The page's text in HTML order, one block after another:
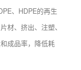
、HDPE的再生
材、挤出、注塑、
成品率，降低耗